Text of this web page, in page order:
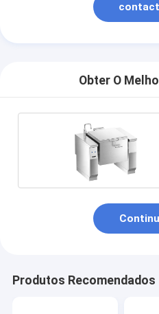
Obter O
Produtos Recomendados